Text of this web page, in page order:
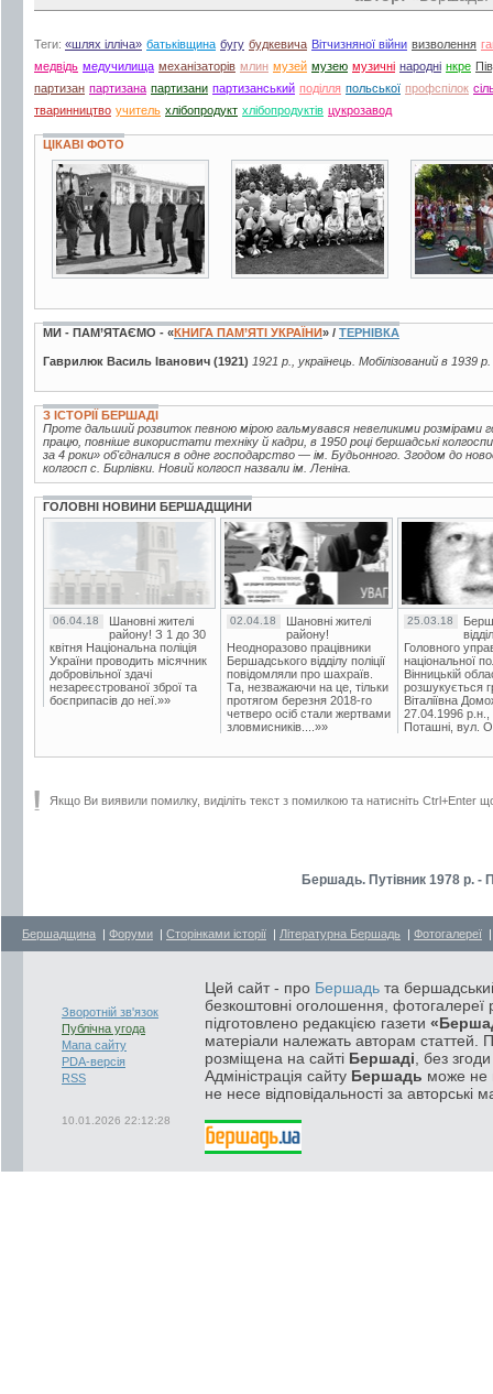
Теги: «шлях ілліча» батьківщина бугу будкевича Вітчизняної війни визволення
медвідь медучилища механізаторів млин музей музею музичні народні нкре
партизан партизана партизани партизанський поділля польської профспілок
тваринництво учитель хлібопродукт хлібопродуктів цукрозавод
ЦІКАВІ ФОТО
2 фото 2 фото 19 фото
МИ - ПАМ’ЯТАЄМО - «КНИГА ПАМ’ЯТІ УКРАЇНИ» / ТЕРНІВКА
Гаврилюк Василь Іванович (1921) 1921 р., українець. Мобілізований в 1939
З ІСТОРІЇ БЕРШАДІ
Проте дальший розвиток певною мірою гальмувався невеликими розмірами
працю, повніше використати техніку й кадри, в 1950 році бершадські
за 4 роки» об'єдналися в одне господарство — ім. Будьонного. Згодом до
колгосп с. Бирлівки. Новий колгосп назвали ім. Леніна.
ГОЛОВНІ НОВИНИ БЕРШАДЩИНИ
06.04.18
Шановні жителі
району! З 1 до 30
квітня Національна поліція
України проводить місячник
добровільної здачі
незареєстрованої зброї та
боєприпасів до неї.»»
02.04.18
Шановні жителі
району!
Неодноразово працівники
Бершадського відділу поліції
повідомляли про шахраїв.
Та, незважаючи на це, тільки
протягом березня 2018-го
четверо осіб стали жертвами
зловмисників....»»
25.03.18
Головного
національної
Вінницькій
розшукується
Віталіївна
27.04.1996 р.н.,
Поташні, вул.
Якщо Ви виявили помилку, виділіть текст з помилкою та натисніть Ctrl+Enter
Бершадь. Путівник 1978 р.
Бершадщина | Форуми | Сторінками історії | Літературна Бершадь | Фотогалереї
Зворотній зв'язок
Публічна угода
Мапа сайту
PDA-версія
RSS
10.01.2026 22:12:28
Цей сайт - про Бершадь та
безкоштовні оголошення, фотогалереї
підготовлено редакцією газети
матеріали належать авторам статтей.
розміщена на сайті Бершаді , без
Адміністрація сайту Бершадь може не
не несе відповідальності за авторські